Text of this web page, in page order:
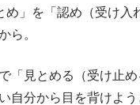
め」を「認め（受け入
ら。
「見とめる（受け止め
自分から目を背けよ